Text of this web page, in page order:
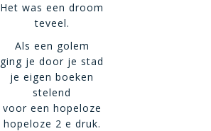
Het was een droom
teveel.
Als een golem
ging je door je stad
je eigen boeken
stelend
voor een hopeloze
hopeloze 2 e druk.